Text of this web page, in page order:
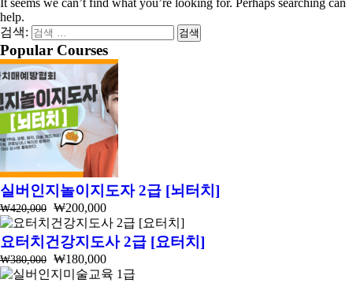
It seems we can’t find what you’re looking for. Perhaps searching can
help.
검색:
Popular Courses
실버인지놀이지도자 2급 [뇌터치]
₩420,000 ₩200,000
요터치건강지도사 2급 [요터치]
₩380,000 ₩180,000